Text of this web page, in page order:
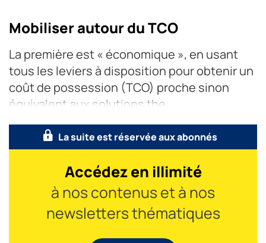
Mobiliser autour du TCO
La première est « économique », en usant
tous les leviers à disposition pour obtenir un
coût de possession (TCO) proche sinon
équivalent aux solutions the
La suite est réservée aux abonnés
Accédez en illimité
à nos contenus et à nos
newsletters thématiques